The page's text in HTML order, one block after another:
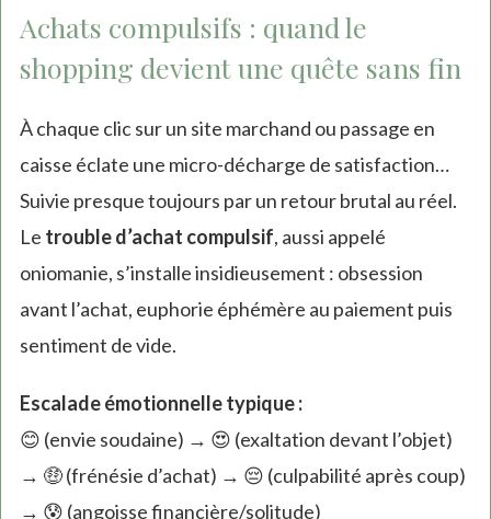
Achats compulsifs : quand le
shopping devient une quête sans fin
À chaque clic sur un site marchand ou passage en
caisse éclate une micro-décharge de satisfaction…
Suivie presque toujours par un retour brutal au réel.
Le trouble d’achat compulsif, aussi appelé
oniomanie, s’installe insidieusement : obsession
avant l’achat, euphorie éphémère au paiement puis
sentiment de vide.
Escalade émotionnelle typique :
😊 (envie soudaine) → 😍 (exaltation devant l’objet)
→ 🤑 (frénésie d’achat) → 😔 (culpabilité après coup)
→ 😰 (angoisse financière/solitude)